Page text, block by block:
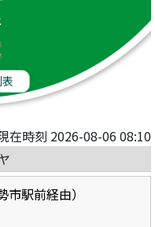
在時刻 2026-08-06 08:10
市駅前経由）